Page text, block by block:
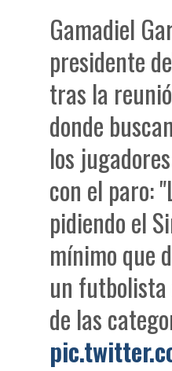
Gamadiel
presidente
tras la
donde
los
con el paro:
pidiendo el
mínimo que
un futbolista
de las